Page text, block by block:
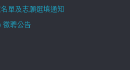
單及志願選填通知
徵聘公告